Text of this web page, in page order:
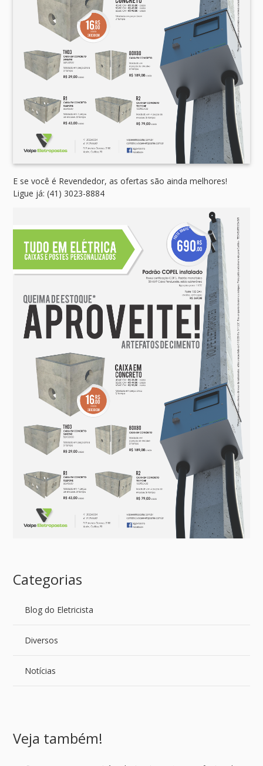
E se você é Revendedor, as ofertas são ainda melhores!
Ligue já: (41) 3023-8884
Categorias
Blog do Eletricista
Diversos
Notícias
Veja também!